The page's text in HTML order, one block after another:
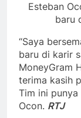
Esteban
baru
“Saya
baru di karir
MoneyGram
terima kasih
Tim ini punya
Ocon. RTJ